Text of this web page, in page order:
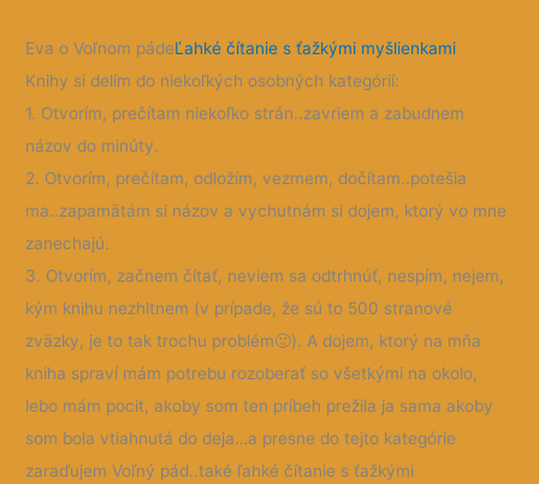
Eva o Voľnom pádeĽahké čítanie s ťažkými myšlienkami
Knihy si delím do niekoľkých osobných kategórií:
1. Otvorím, prečítam niekoľko strán..zavriem a zabudnem
názov do minúty.
2. Otvorím, prečítam, odložím, vezmem, dočítam..potešia
ma..zapamätám si názov a vychutnám si dojem, ktorý vo mne
zanechajú.
3. Otvorím, začnem čítať, neviem sa odtrhnúť, nespím, nejem,
kým knihu nezhltnem (v prípade, že sú to 500 stranové
zväzky, je to tak trochu problém🙂). A dojem, ktorý na mňa
kniha spraví mám potrebu rozoberať so všetkými na okolo,
lebo mám pocit, akoby som ten príbeh prežila ja sama akoby
som bola vtiahnutá do deja…a presne do tejto kategórie
zaraďujem Voľný pád..také ľahké čítanie s ťažkými